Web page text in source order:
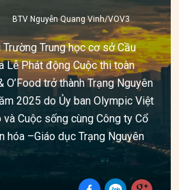
BTV Nguyễn Quang Vinh/VOV3
Trung học cơ sở Cầu
Lễ Phát động Cuộc thi toàn
O’Food trở thành Trạng Nguyên
2025 do Ủy ban Olympic Việt
Cuộc sống cùng Công ty Cổ
hóa –Giáo dục Trạng Nguyên